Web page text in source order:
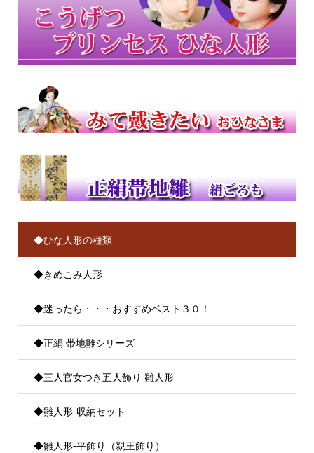
◆ひな人形の種類
◆きめこみ人形
◆迷ったら・・・おすすめベスト３０！
◆正絹 帯地雛シリーズ
◆三人官女つき五人飾り 雛人形
◆雛人形-収納セット
◆雛人形-平飾り（親王飾り）